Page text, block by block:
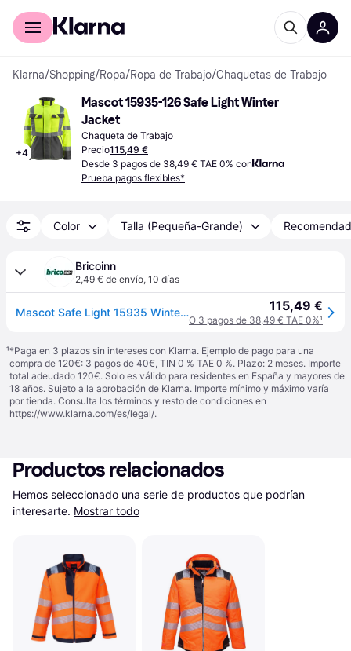
Comprar con Klarna
Klarna/Shopping/Ropa/Ropa de Trabajo/Chaquetas de Trabajo
+4
Mascot 15935-126 Safe Light Winter
Jacket
Chaqueta de Trabajo
Precio115,49 €
Desde 3 pagos de 38,49 € TAE 0% con
Prueba pagos flexibles*
Color Talla (Pequeña-Grande)
Bricoinn
2,49 € de envío, 10 días
Mascot Safe Light 15935 Winter Jacket Naranja 2XL 115,49 €
O 3 pagos de 38,49 € TAE 0%¹
¹*Paga en 3 plazos sin intereses con Klarna. Ejemplo de pago para una
compra de 120€: 3 pagos de 40€, TIN 0 % TAE 0 %. Plazo: 2 meses. Importe
total adeudado 120€. Solo es válido para residentes en España y mayores de
18 años. Sujeto a la aprobación de Klarna. Importe mínimo y máximo varía
por tienda. Consulta los términos y resto de condiciones en
https://www.klarna.com/es/legal/.
Productos relacionados
Hemos seleccionado una serie de productos que podrían
interesarte. Mostrar todo